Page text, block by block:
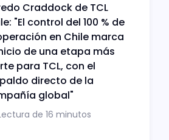
Craddock de TCL
"El control del 100 % de
en Chile marca
de una etapa más
para TCL, con el
directo de la
global"
de 16 minutos